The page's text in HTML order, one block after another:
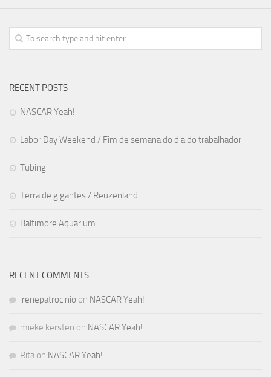
RECENT POSTS
NASCAR Yeah!
Labor Day Weekend / Fim de semana do dia do trabalhador
Tubing
Terra de gigantes / Reuzenland
Baltimore Aquarium
RECENT COMMENTS
irenepatrocinio on NASCAR Yeah!
mieke kersten on NASCAR Yeah!
Rita on NASCAR Yeah!